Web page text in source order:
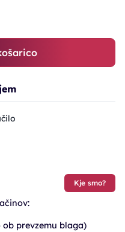
Kje smo?
prevzemu blaga)